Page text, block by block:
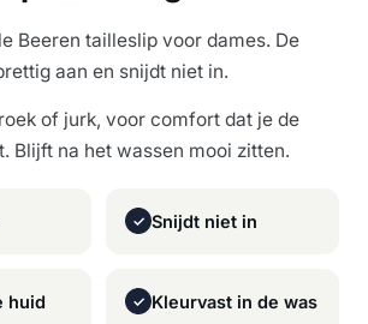
Beeren tailleslip voor dames. De
aan en snijdt niet in.
of jurk, voor comfort dat je de
Blijft na het wassen mooi zitten.
✓ Snijdt niet in
huid ✓ Kleurvast in de was